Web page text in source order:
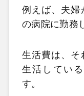
例えば、夫婦
の病院に勤務
生活費は、そ
生活してい
す。